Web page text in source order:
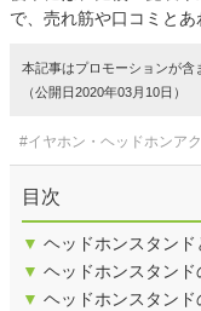
で、売れ筋や口コミとあ
本記事はプロモーションが含
（公開日2020年03月10日）
#イヤホン・ヘッドホンア
目次
▼ ヘッドホンスタンド
▼ ヘッドホンスタンド
▼ ヘッドホンスタンド